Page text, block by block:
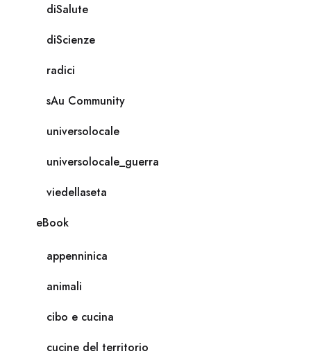
diSalute
diScienze
radici
sAu Community
universolocale
universolocale_guerra
viedellaseta
eBook
appenninica
animali
cibo e cucina
cucine del territorio